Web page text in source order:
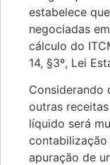
estabelece
negociadas
cálculo do
14, §3º, Lei
Considerando
outras
líquido será
contabilização
apuração de